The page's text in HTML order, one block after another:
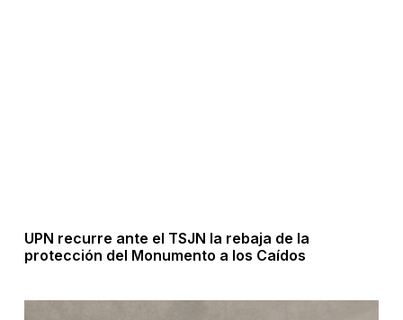
UPN recurre ante el TSJN la rebaja de la
protección del Monumento a los Caídos